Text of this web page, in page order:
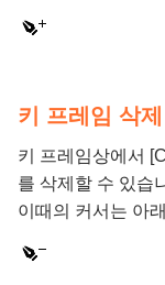
키 프레임 삭제
키 프레임상에서
를 삭제할 수 있습
이때의 커서는 아